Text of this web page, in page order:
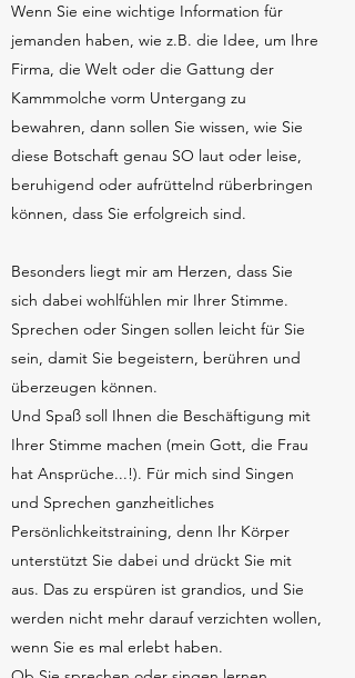
Wenn Sie eine wichtige Information für
jemanden haben, wie z.B. die Idee, um Ihre
Firma, die Welt oder die Gattung der
Kammmolche vorm Untergang zu
bewahren, dann sollen Sie wissen, wie Sie
diese Botschaft genau SO laut oder leise,
beruhigend oder aufrüttelnd rüberbringen
können, dass Sie erfolgreich sind.
Besonders liegt mir am Herzen, dass Sie
sich dabei wohlfühlen mir Ihrer Stimme.
Sprechen oder Singen sollen leicht für Sie
sein, damit Sie begeistern, berühren und
überzeugen können.
Und Spaß soll Ihnen die Beschäftigung mit
Ihrer Stimme machen (mein Gott, die Frau
hat Ansprüche...!). Für mich sind Singen
und Sprechen ganzheitliches
Persönlichkeitstraining, denn Ihr Körper
unterstützt Sie dabei und drückt Sie mit
aus. Das zu erspüren ist grandios, und Sie
werden nicht mehr darauf verzichten wollen,
wenn Sie es mal erlebt haben.